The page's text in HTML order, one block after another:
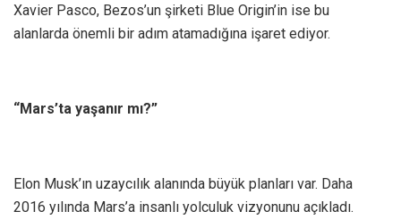
Xavier Pasco, Bezos’un şirketi Blue Origin’in ise bu
alanlarda önemli bir adım atamadığına işaret ediyor.
“Mars’ta yaşanır mı?”
Elon Musk’ın uzaycılık alanında büyük planları var. Daha
2016 yılında Mars’a insanlı yolculuk vizyonunu açıkladı.